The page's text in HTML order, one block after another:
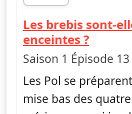
fin 06h00
Les brebis sont-
enceintes ?—
Saison 1 Épisode 13
Les Pol se
mise bas des